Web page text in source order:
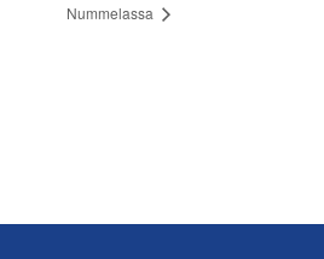
Nummelassa